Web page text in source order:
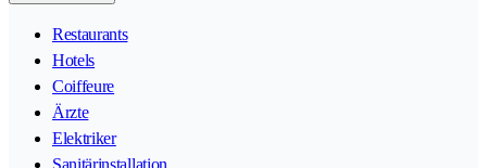
Restaurants
Hotels
Coiffeure
Ärzte
Elektriker